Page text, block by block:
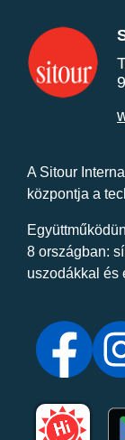
A Sitour
központja a
8 országban:
uszodákkal és